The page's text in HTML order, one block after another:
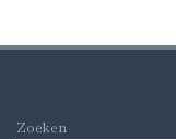
Zoeken